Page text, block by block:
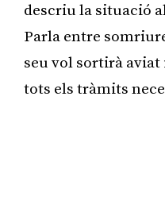
descriu la situació
Parla entre
seu vol sortirà
tots els tràmits